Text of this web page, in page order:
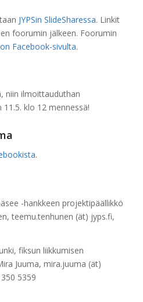
JYPSin SlideSharessa. Linkit
foorumin jälkeen. Foorumin
Facebook-sivulta.
niin ilmoittauduthan
klo 12 mennessä!
.
-hankkeen projektipäällikkö
teemu.tenhunen (ät) jyps.fi,
fiksun liikkumisen
Juuma, mira.juuma (ät)
5359